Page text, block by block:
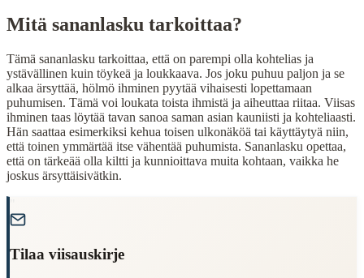
Finding Finnish proverbs about specific topics
Understanding Finnish cultural wisdom
Finding quotes for speeches or writing
Cultural Context
Language:Finnish (suomi)
Origin:Finland
Period:Traditional folk wisdom
Mitä sananlasku tarkoittaa?
Tämä sananlasku tarkoittaa, että on parempi olla kohtelias ja
ystävällinen kuin töykeä ja loukkaava. Jos joku puhuu paljon ja se
alkaa ärsyttää, hölmö ihminen pyytää vihaisesti lopettamaan
puhumisen. Tämä voi loukata toista ihmistä ja aiheuttaa riitaa. Viisas
ihminen taas löytää tavan sanoa saman asian kauniisti ja kohteliaasti.
Hän saattaa esimerkiksi kehua toisen ulkonäköä tai käyttäytyä niin,
että toinen ymmärtää itse vähentää puhumista. Sananlasku opettaa,
että on tärkeää olla kiltti ja kunnioittava muita kohtaan, vaikka he
joskus ärsyttäisivätkin.
Tilaa viisauskirje